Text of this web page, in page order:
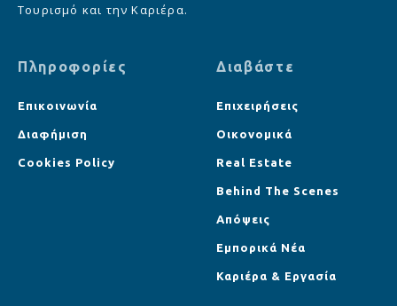
Τουρισμό και την Καριέρα.
Πληροφορίες
Επικοινωνία
Διαφήμιση
Cookies Policy
Διαβάστε
Επιχειρήσεις
Οικονομικά
Real Estate
Behind The Scenes
Απόψεις
Εμπορικά Νέα
Καριέρα & Εργασία